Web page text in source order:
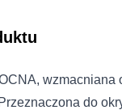
wzmacniana
do